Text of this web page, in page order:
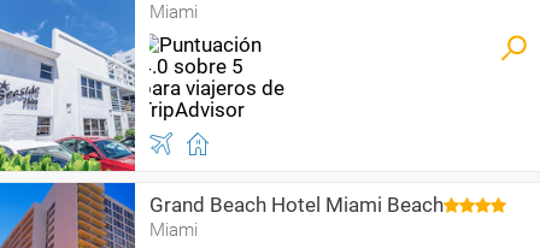
Miami
Grand Beach Hotel Miami Beach
Miami